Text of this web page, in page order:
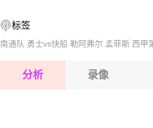
2026-08-17 【中超】 上海申
标签
南通队 勇士vs快船 勒阿弗尔 孟菲斯 西甲
分析 录像